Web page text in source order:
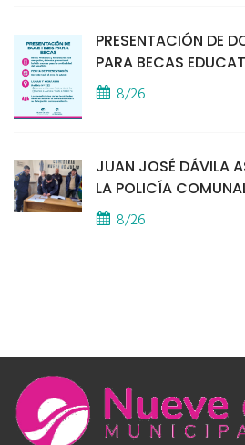
PRESENTACIÓN DE
PARA BECAS
8/26
JUAN JOSÉ DÁVILA
LA POLICÍA
8/26